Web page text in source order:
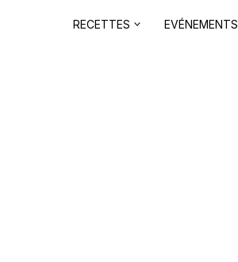
RECETTES EVÉNEMENTS